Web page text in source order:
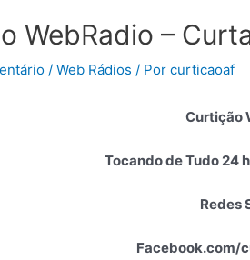
WebRadio –
/ Web Rádios / Por curticaoaf
Curtição
Tocando de Tudo 24
Redes
Facebook.com/